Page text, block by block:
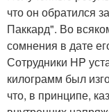
что он обратился
Паккард". Во
сомнения в дате
Сотрудники HP
килограмм был
что, в принципе,